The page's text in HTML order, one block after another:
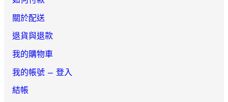
關於配送
退貨與退款
我的購物車
我的帳號 – 登入
結帳